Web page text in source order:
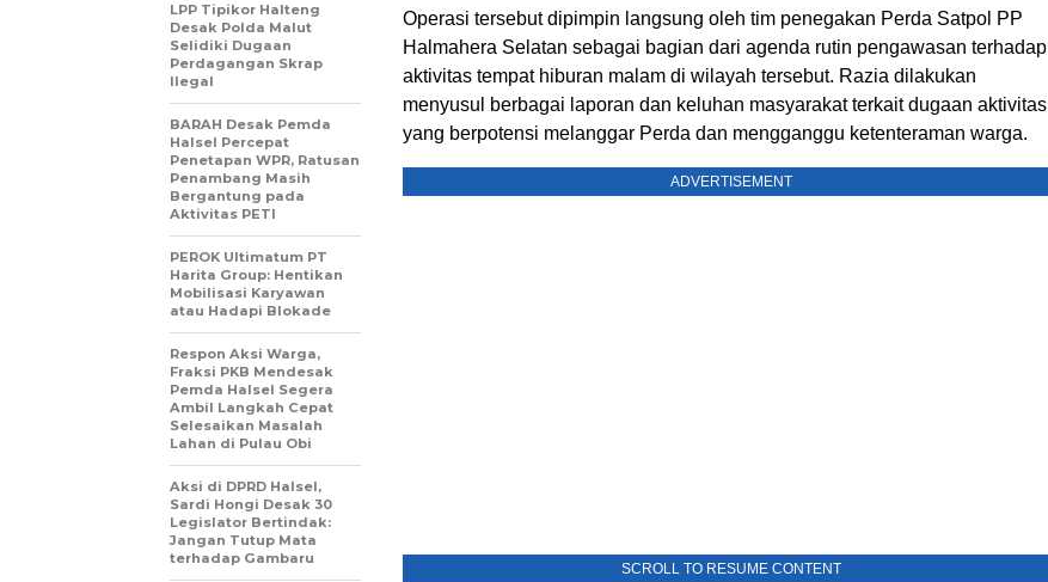
Operasi tersebut dipimpin langsung oleh tim penegakan Perda Satpol PP
Halmahera Selatan sebagai bagian dari agenda rutin pengawasan terhadap
aktivitas tempat hiburan malam di wilayah tersebut. Razia dilakukan
menyusul berbagai laporan dan keluhan masyarakat terkait dugaan aktivitas
yang berpotensi melanggar Perda dan mengganggu ketenteraman warga.
ADVERTISEMENT
SCROLL TO RESUME CONTENT
LPP Tipikor Halteng
Desak Polda Malut
Selidiki Dugaan
Perdagangan Skrap
Ilegal
BARAH Desak Pemda
Halsel Percepat
Penetapan WPR, Ratusan
Penambang Masih
Bergantung pada
Aktivitas PETI
PEROK Ultimatum PT
Harita Group: Hentikan
Mobilisasi Karyawan
atau Hadapi Blokade
Respon Aksi Warga,
Fraksi PKB Mendesak
Pemda Halsel Segera
Ambil Langkah Cepat
Selesaikan Masalah
Lahan di Pulau Obi
Aksi di DPRD Halsel,
Sardi Hongi Desak 30
Legislator Bertindak:
Jangan Tutup Mata
terhadap Gambaru